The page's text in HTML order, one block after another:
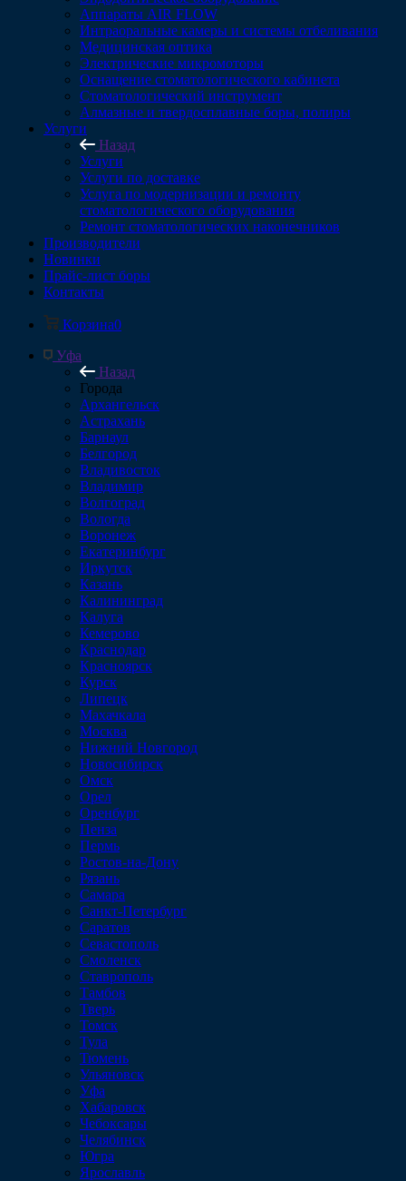
Аппараты AIR FLOW
Интраоральные камеры и системы отбеливания
Медицинская оптика
Электрические микромоторы
Оснащение стоматологического кабинета
Стоматологический инструмент
Алмазные и твердосплавные боры, полиры
Услуги
Назад
Услуги
Услуги по доставке
Услуга по модернизации и ремонту
стоматологического оборудования
Ремонт стоматологических наконечников
Производители
Новинки
Прайс-лист боры
Контакты
Корзина0
Уфа
Назад
Города
Архангельск
Астрахань
Барнаул
Белгород
Владивосток
Владимир
Волгоград
Вологда
Воронеж
Екатеринбург
Иркутск
Казань
Калининград
Калуга
Кемерово
Краснодар
Красноярск
Курск
Липецк
Махачкала
Москва
Нижний Новгород
Новосибирск
Омск
Орел
Оренбург
Пенза
Пермь
Ростов-на-Дону
Рязань
Самара
Санкт-Петербург
Саратов
Севастополь
Смоленск
Ставрополь
Тамбов
Тверь
Томск
Тула
Тюмень
Ульяновск
Уфа
Хабаровск
Чебоксары
Челябинск
Югра
Ярославль